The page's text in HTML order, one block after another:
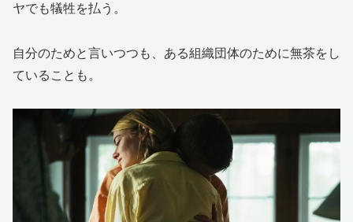
ヤでも犠牲を払う。
自分のためと言いつつも、ある組織団体のために無茶をし
ていることも。